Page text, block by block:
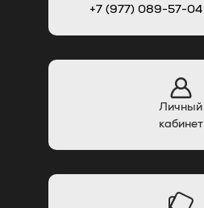
+7 (977) 089-57-04
Личный
кабинет